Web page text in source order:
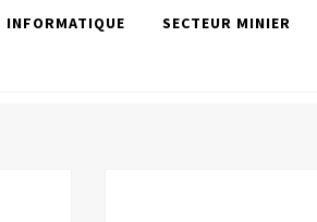
INFORMATIQUE SECTEUR MINIER